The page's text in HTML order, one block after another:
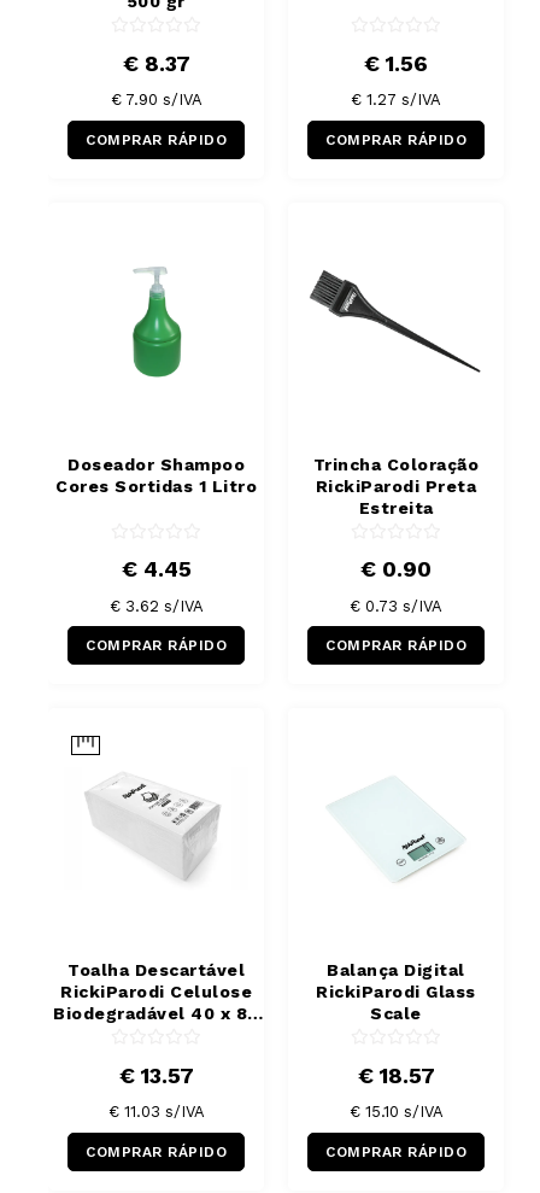
€ 8.37
€ 7.90 s/IVA
COMPRAR RÁPIDO
€ 1.56
€ 1.27 s/IVA
COMPRAR RÁPIDO
Doseador Shampoo
Cores Sortidas 1 Litro
€ 4.45
€ 3.62 s/IVA
COMPRAR RÁPIDO
Trincha Coloração
RickiParodi Preta
Estreita
€ 0.90
€ 0.73 s/IVA
COMPRAR RÁPIDO
Toalha Descartável
RickiParodi Celulose
Biodegradável 40 x 80
€ 13.57
€ 11.03 s/IVA
COMPRAR RÁPIDO
Balança Digital
RickiParodi Glass
Scale
€ 18.57
€ 15.10 s/IVA
COMPRAR RÁPIDO